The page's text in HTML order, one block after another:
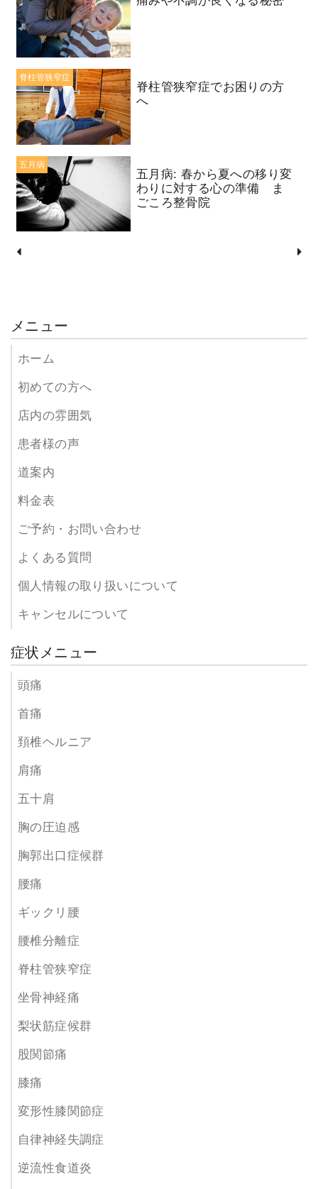
脊柱管狭窄症
脊柱管狭窄症でお困りの方
へ
五月病
五月病: 春から夏への移り変
わりに対する心の準備 ま
ごころ整骨院
メニュー
ホーム
初めての方へ
店内の雰囲気
患者様の声
道案内
料金表
ご予約・お問い合わせ
よくある質問
個人情報の取り扱いについて
キャンセルについて
症状メニュー
頭痛
首痛
頚椎ヘルニア
肩痛
五十肩
胸の圧迫感
胸郭出口症候群
腰痛
ギックリ腰
腰椎分離症
脊柱管狭窄症
坐骨神経痛
梨状筋症候群
股関節痛
膝痛
変形性膝関節症
自律神経失調症
逆流性食道炎